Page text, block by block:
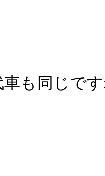
も同じで